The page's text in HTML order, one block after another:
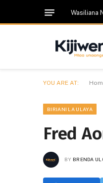
Wasiliana
YOU ARE AT:
BIRIANI LA ULAYA
Fred
BY BRENDA